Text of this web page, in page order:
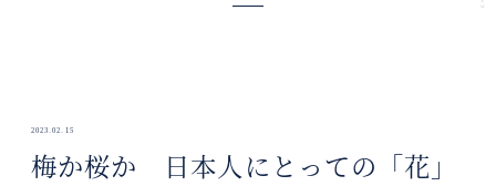
2023.02.15
梅か桜か 日本人にとっての「花」